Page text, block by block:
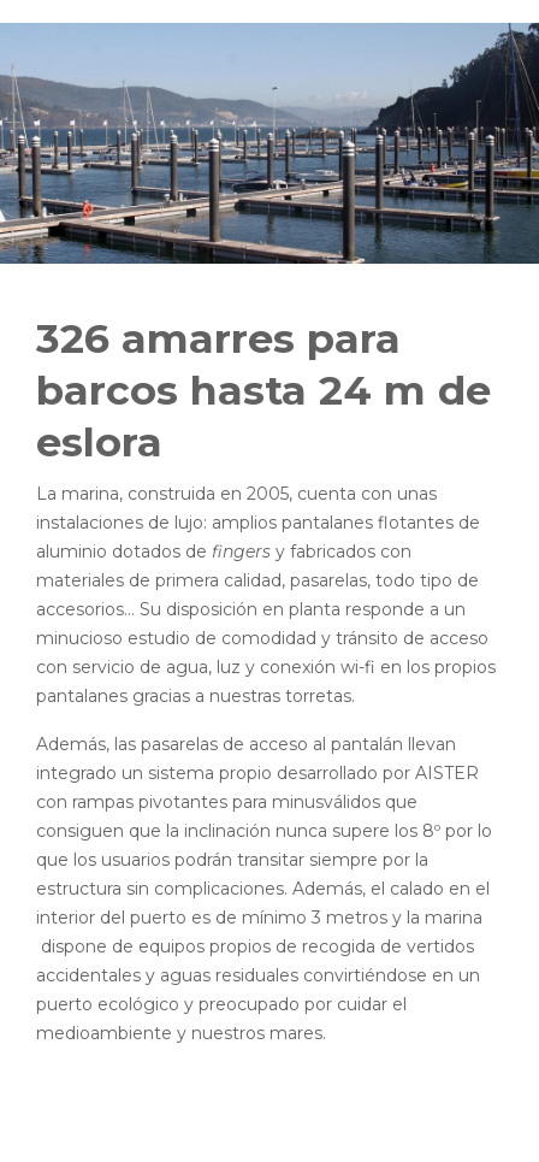
326 amarres para
barcos hasta 24 m de
eslora
La marina, construida en 2005, cuenta con unas
instalaciones de lujo: amplios pantalanes flotantes de
aluminio dotados de fingers y fabricados con
materiales de primera calidad, pasarelas, todo tipo de
accesorios… Su disposición en planta responde a un
minucioso estudio de comodidad y tránsito de acceso
con servicio de agua, luz y conexión wi-fi en los propios
pantalanes gracias a nuestras torretas.
Además, las pasarelas de acceso al pantalán llevan
integrado un sistema propio desarrollado por AISTER
con rampas pivotantes para minusválidos que
consiguen que la inclinación nunca supere los 8º por lo
que los usuarios podrán transitar siempre por la
estructura sin complicaciones. Además, el calado en el
interior del puerto es de mínimo 3 metros y la marina
dispone de equipos propios de recogida de vertidos
accidentales y aguas residuales convirtiéndose en un
puerto ecológico y preocupado por cuidar el
medioambiente y nuestros mares.